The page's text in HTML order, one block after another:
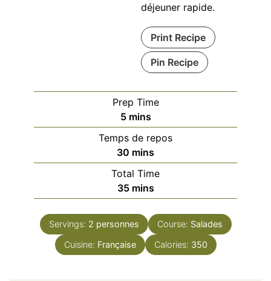
déjeuner rapide.
Print Recipe
Pin Recipe
Prep Time
5minutes
mins
Temps de repos
30 minutes
mins
Total Time
35minutes
mins
Servings: 2 personnes Course: Salades
Cuisine: Française Calories: 350